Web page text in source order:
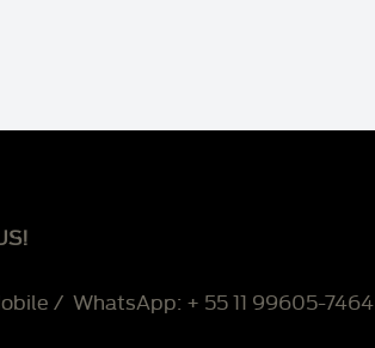
/ WhatsApp: + 55 11 99605-7464